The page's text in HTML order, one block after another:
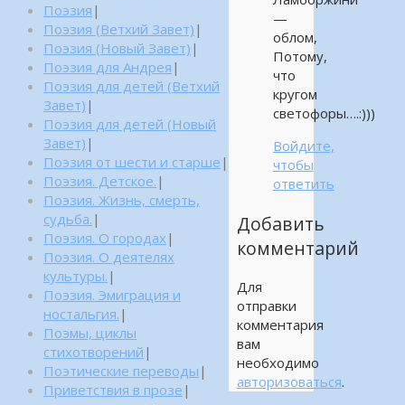
—
облом,
Потому,
что
кругом
светофоры….:)))
Войдите,
чтобы
ответить
Добавить
комментарий
Для
отправки
комментария
вам
необходимо
авторизоваться.
Поэзия |
Поэзия (Ветхий Завет) |
Поэзия (Новый Завет) |
Поэзия для Андрея |
Поэзия для детей (Ветхий
Завет) |
Поэзия для детей (Новый
Завет) |
Поэзия от шести и старше |
Поэзия. Детское. |
Поэзия. Жизнь, смерть,
судьба. |
Поэзия. О городах |
Поэзия. О деятелях
культуры. |
Поэзия. Эмиграция и
ностальгия. |
Поэмы, циклы
стихотворений |
Поэтические переводы |
Приветствия в прозе |